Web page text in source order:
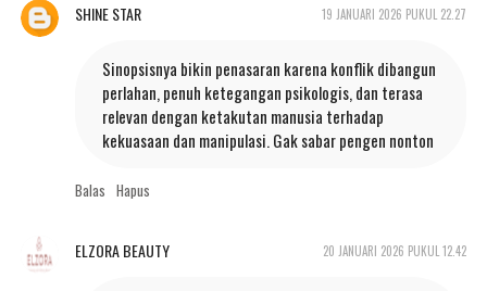
SHINE STAR 19 JANUARI 2026 PUKUL 22.27
Sinopsisnya bikin penasaran karena konflik dibangun
perlahan, penuh ketegangan psikologis, dan terasa
relevan dengan ketakutan manusia terhadap
kekuasaan dan manipulasi. Gak sabar pengen nonton
Balas Hapus
ELZORA BEAUTY 20 JANUARI 2026 PUKUL 12.42